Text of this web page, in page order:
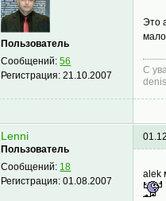
Пользователь
Сообщений:56
Регистрация:21.10.2007
Это
С
Lenni
Пользователь
Сообщений: 18
Регистрация:01.08.2007
alek